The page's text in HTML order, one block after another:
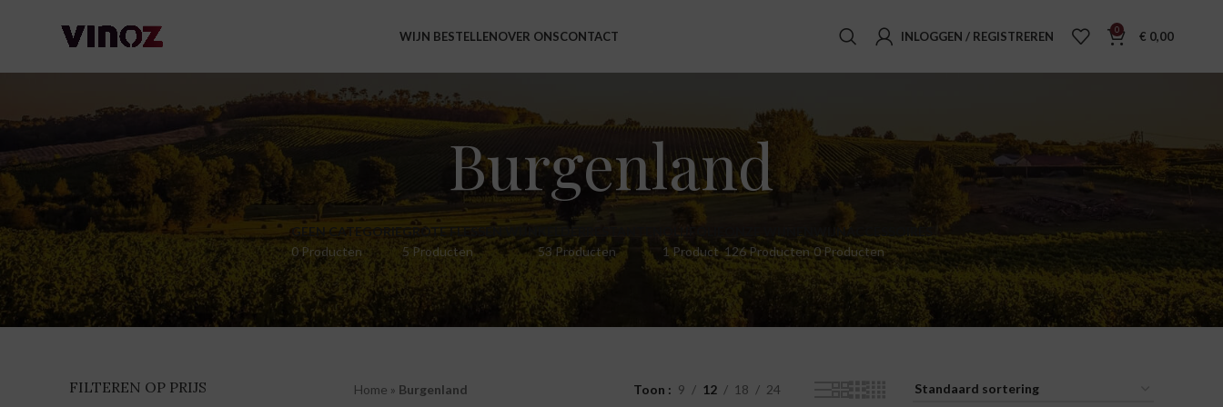
WIJN BESTELLENOVER ONSCONTACT INLOGGEN / REGISTREREN 0 € 0,00
Burgenland
GEEN CATEGORIE
0 Producten
GROTE FLESSEN WIJN
5 Producten
53 Producten
1 Product 126 Producten
WIJNACCESSOIRES
0 Producten
FILTEREN OP PRIJS Home » Burgenland Toon 9 12 18 24